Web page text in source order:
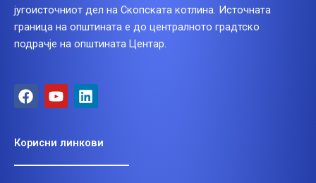
југоисточниот дел на Скопската котлина. Источната
граница на општината е до централното градтско
подрачје на општината Центар.
F
a
b
o
Y
o
u
b
L
i
e
d
Корисни линкови